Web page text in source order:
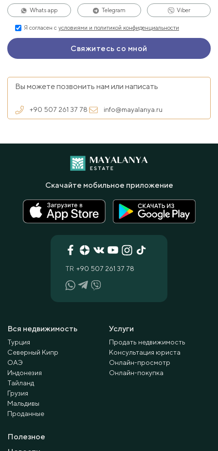
Whats app Telegram Viber
Я согласен с условиями и политикой конфиденциальности
Вы можете позвонить нам или написать
+90 507 261 37 78 info@mayalanya.ru
Вся недвижимость
Турция
Северный Кипр
ОАЭ
Индонезия
Тайланд
Грузия
Мальдивы
Проданные
Услуги
Продать недвижимость
Консультация юриста
Онлайн-просмотр
Онлайн-покупка
Полезное
TR +90 507 261 37 78
Скачайте мобильное приложение